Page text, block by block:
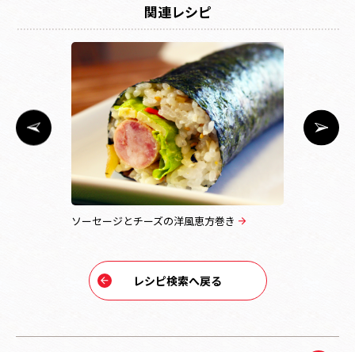
関連レシピ
ソーセージとチーズの洋風恵方巻き
レシピ検索へ戻る